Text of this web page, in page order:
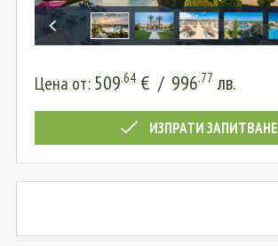
Цена от:509.64€ / 996.77 лв.
ИЗПРАТИ ЗАПИТВАНЕ